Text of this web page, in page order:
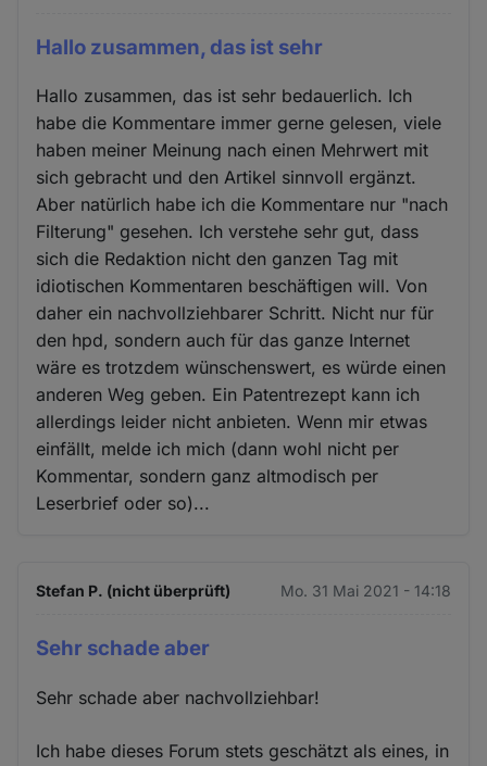
Hallo zusammen, das ist sehr
Hallo zusammen, das ist sehr bedauerlich. Ich
habe die Kommentare immer gerne gelesen, viele
haben meiner Meinung nach einen Mehrwert mit
sich gebracht und den Artikel sinnvoll ergänzt.
Aber natürlich habe ich die Kommentare nur "nach
Filterung" gesehen. Ich verstehe sehr gut, dass
sich die Redaktion nicht den ganzen Tag mit
idiotischen Kommentaren beschäftigen will. Von
daher ein nachvollziehbarer Schritt. Nicht nur für
den hpd, sondern auch für das ganze Internet
wäre es trotzdem wünschenswert, es würde einen
anderen Weg geben. Ein Patentrezept kann ich
allerdings leider nicht anbieten. Wenn mir etwas
einfällt, melde ich mich (dann wohl nicht per
Kommentar, sondern ganz altmodisch per
Leserbrief oder so)...
Stefan P. (nicht überprüft) Mo. 31 Mai 2021 - 14:18
Sehr schade aber
Sehr schade aber nachvollziehbar!
Ich habe dieses Forum stets geschätzt als eines, in